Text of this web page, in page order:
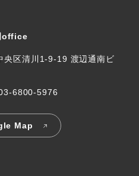
office
央区清川1-9-19 渡辺通南ビ
6800-5976
Map